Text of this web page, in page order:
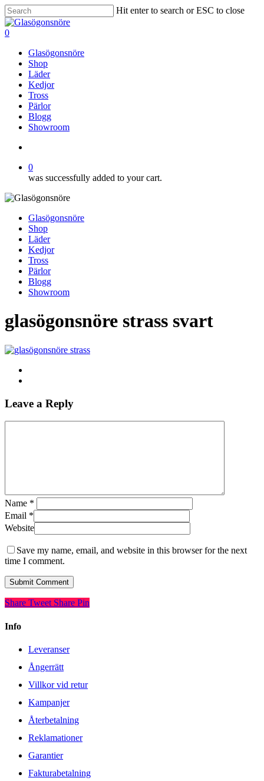
Skip
to
main
Hit enter to search or ESC to close
Close
Search
search
0
Glasögonsnöre
Shop
Läder
Kedjor
Tross
Pärlor
Blogg
Showroom
0
was successfully added to your cart.
Glasögonsnöre
Shop
Läder
Kedjor
Tross
Pärlor
Blogg
Showroom
glasögonsnöre strass svart
Leave a Reply
Name *
Email *
Website
Save my name, email, and website in this browser for the next
time I comment.
Share Tweet Share Pin
Info
Leveranser
Ångerrätt
Villkor vid retur
Kampanjer
Återbetalning
Reklamationer
Garantier
Fakturabetalning